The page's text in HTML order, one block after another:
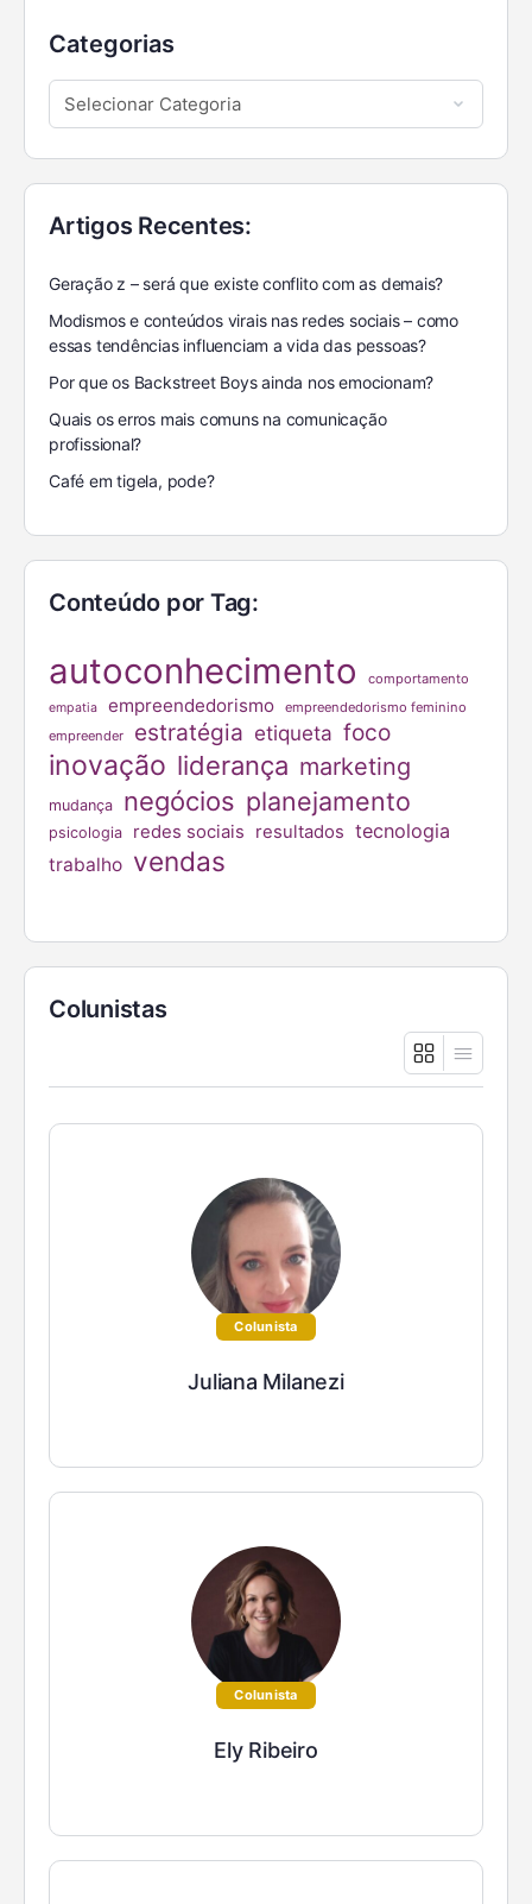
Categorias
Artigos Recentes:
Geração z – será que existe conflito com as demais?
Modismos e conteúdos virais nas redes sociais – como
essas tendências influenciam a vida das pessoas?
Por que os Backstreet Boys ainda nos emocionam?
Quais os erros mais comuns na comunicação
profissional?
Café em tigela, pode?
Conteúdo por Tag:
autoconhecimento comportamento
empatia empreendedorismo
empreendedorismo feminino
empreender
estratégia etiqueta foco
inovação liderança marketing
mudança negócios planejamento
psicologia redes sociais resultados tecnologia
trabalho vendas
Colunistas
Colunista
Juliana Milanezi
Colunista
Ely Ribeiro